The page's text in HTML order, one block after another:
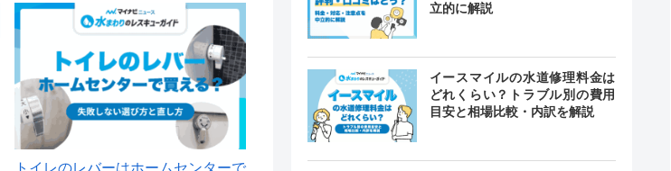
立的に解説
イースマイルの水道修理料金は
どれくらい？トラブル別の費用
目安と相場比較・内訳を解説